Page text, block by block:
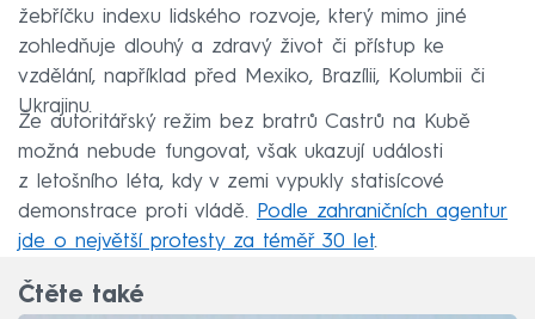
žebříčku indexu lidského rozvoje, který mimo jiné
zohledňuje dlouhý a zdravý život či přístup ke
vzdělání, například před Mexiko, Brazílii, Kolumbii či
Ukrajinu.
Že autoritářský režim bez bratrů Castrů na Kubě
možná nebude fungovat, však ukazují události
z letošního léta, kdy v zemi vypukly statisícové
demonstrace proti vládě. Podle zahraničních agentur
jde o největší protesty za téměř 30 let.
Čtěte také